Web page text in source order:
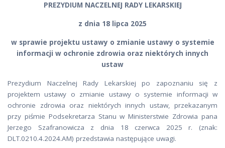
PREZYDIUM NACZELNEJ RADY LEKARSKIEJ
z dnia 18 lipca 2025
w sprawie projektu ustawy o zmianie ustawy o systemie
informacji w ochronie zdrowia oraz niektórych innych
ustaw
Prezydium Naczelnej Rady Lekarskiej po zapoznaniu się z
projektem ustawy o zmianie ustawy o systemie informacji w
ochronie zdrowia oraz niektórych innych ustaw, przekazanym
przy piśmie Podsekretarza Stanu w Ministerstwie Zdrowia pana
Jerzego Szafranowicza z dnia 18 czerwca 2025 r. (znak:
DLT.0210.4.2024.AM) przedstawia następujące uwagi.